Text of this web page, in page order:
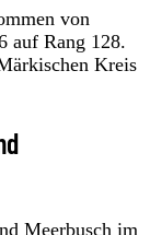
von
auf Rang 128.
Kreis
Meerbusch im